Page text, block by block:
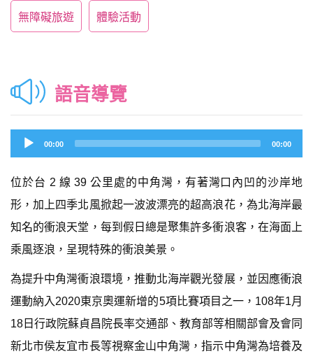
無障礙旅遊 體驗活動
語音導覽
Audio
Player
00:00 00:00
位於台 2 線 39 公里處的中角灣，有著灣口內凹的沙岸地
形，加上四季北風掀起一波波漂亮的超高浪花，為北海岸最
知名的衝浪天堂，每到假日總是聚集許多衝浪客，在海面上
乘風逐浪，呈現特殊的衝浪美景。
為提升中角灣衝浪環境，推動北海岸觀光發展，並因應衝浪
運動納入2020東京奧運新增的5項比賽項目之一，108年1月
18日行政院蘇貞昌院長率交通部、教育部等相關部會及會同
新北市侯友宜市長等視察金山中角灣，指示中角灣為培養及